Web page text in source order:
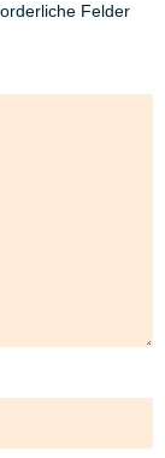
Felder